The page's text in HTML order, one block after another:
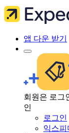
앱 다운 받기
회원은 로그
인
로그인
익스피